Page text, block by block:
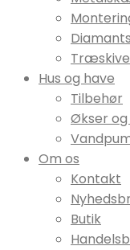
Hus og have
Tilbehør
Økser
Om os
Kontakt
Butik